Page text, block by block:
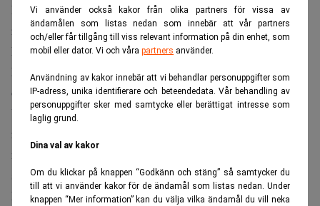
Vi använder också kakor från olika partners för vissa av
ändamålen som listas nedan som innebär att vår partners
och/eller får tillgång till viss relevant information på din enhet, som
mobil eller dator. Vi och våra partners använder.
Användning av kakor innebär att vi behandlar personuppgifter som
IP-adress, unika identifierare och beteendedata. Vår behandling av
personuppgifter sker med samtycke eller berättigat intresse som
laglig grund.
Dina val av kakor
Om du klickar på knappen “Godkänn och stäng” så samtycker du
till att vi använder kakor för de ändamål som listas nedan. Under
knappen “Mer information” kan du välja vilka ändamål du vill neka
Bakgrunden är en systematisk drönarkampanj mot rysk
raffinaderikapacitet, senast mot anläggningarna Gazprom
Neftechim Salavat och Afipskij.
Läs också: Nya sanktioner mot Ryssland – ska slå mot
oljan. Realtid
Ungefär en tredjedel av Rysslands inhemska
raffinaderikapacitet slagits ut, ned till omkring 3,91
miljoner fat om dagen, den lägsta nivån sedan 2005,
skriverBloomberg.
Måste exportera råolja